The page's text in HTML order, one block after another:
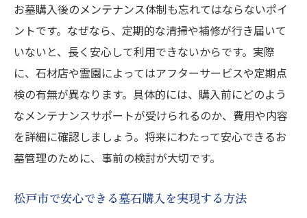
お墓購入後のメンテナンス体制も忘れてはならないポイ
ントです。なぜなら、定期的な清掃や補修が行き届いて
いないと、長く安心して利用できないからです。実際
に、石材店や霊園によってはアフターサービスや定期点
検の有無が異なります。具体的には、購入前にどのよう
なメンテナンスサポートが受けられるのか、費用や内容
を詳細に確認しましょう。将来にわたって安心できるお
墓管理のために、事前の検討が大切です。
松戸市で安心できる墓石購入を実現する方法